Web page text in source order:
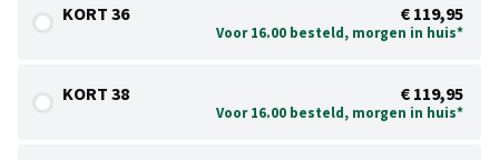
KORT 36 € 119,95
Voor 16.00 besteld, morgen in huis*
KORT 38 € 119,95
Voor 16.00 besteld, morgen in huis*